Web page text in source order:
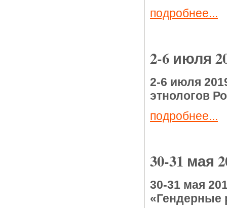
подробнее...
2-6 июля
2-6 июля
этнологов
подробнее...
30-31 мая
30-31 мая
«Гендерные